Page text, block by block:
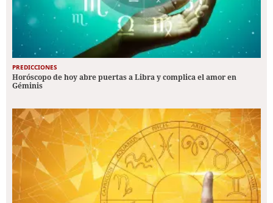
PREDICCIONES
Horóscopo de hoy abre puertas a Libra y complica el amor en
Géminis